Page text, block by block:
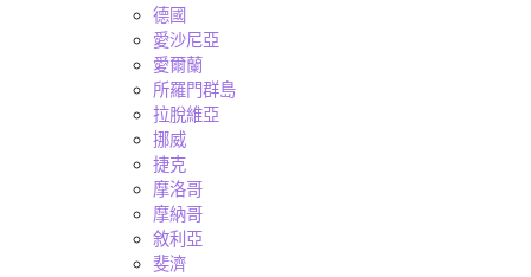
德國
愛沙尼亞
愛爾蘭
所羅門群島
拉脫維亞
挪威
捷克
摩洛哥
摩納哥
敘利亞
斐濟